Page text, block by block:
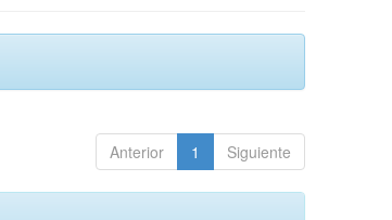
Anterior 1 Siguiente